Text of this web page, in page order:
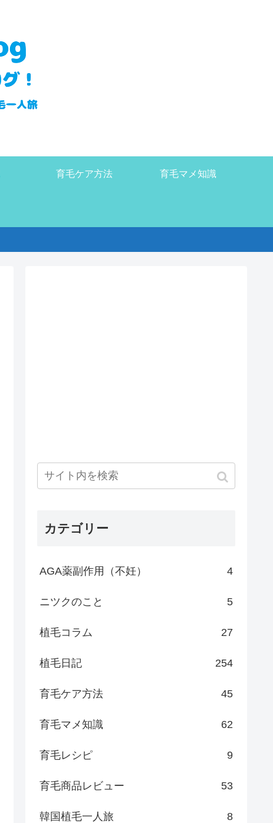
育毛ケア方法 育毛マメ知識
カテゴリー
AGA薬副作用（不妊） 4
ニツクのこと 5
植毛コラム 27
植毛日記 254
育毛ケア方法 45
育毛マメ知識 62
育毛レシピ 9
育毛商品レビュー 53
韓国植毛一人旅 8